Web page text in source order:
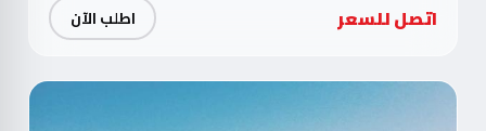
اتصل للسعر اطلب الآن